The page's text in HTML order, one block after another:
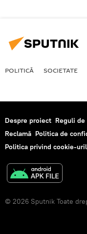
POLITICĂ SOCIETATE
Despre proiect Reguli
Reclamă Politica de
Politica privind cookie-
© 2026 Sputnik Toate